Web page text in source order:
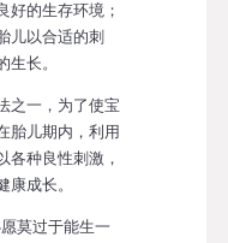
好的生存环境；
儿以合适的刺
生长。
一，为了使宝
胎儿期内，利用
各种良性刺激，
康成长。
莫过于能生一